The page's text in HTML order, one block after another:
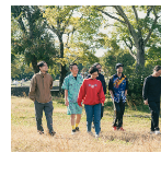
ザインを
する
筋トレ
の絵で
ツを作